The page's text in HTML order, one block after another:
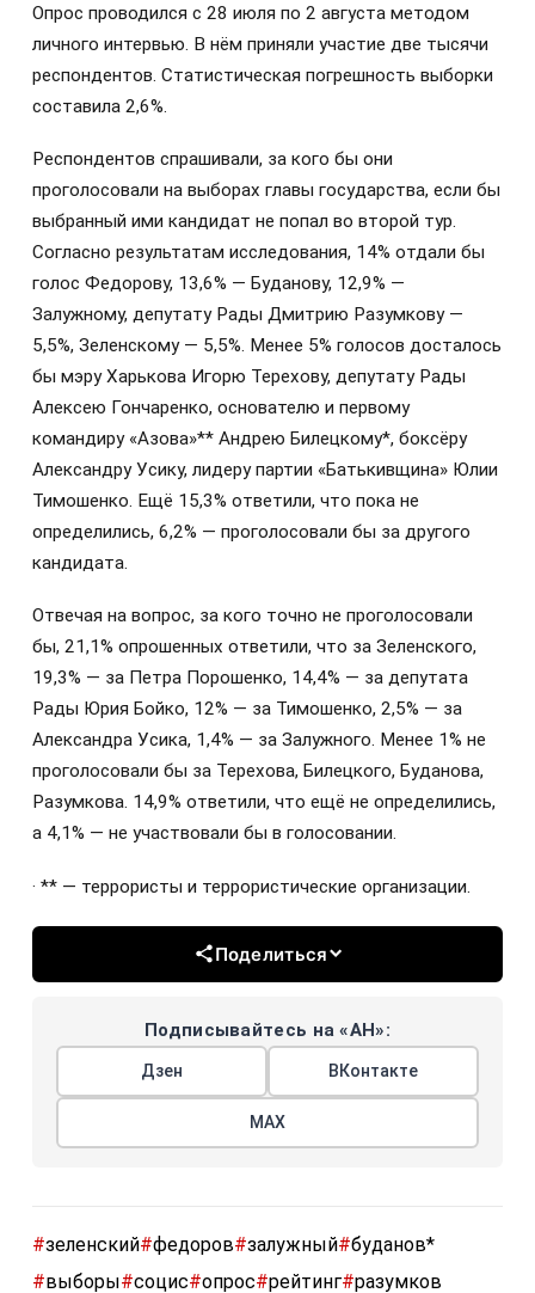
Опрос проводился с 28 июля по 2 августа методом
личного интервью. В нём приняли участие две тысячи
респондентов. Статистическая погрешность выборки
составила 2,6%.
Респондентов спрашивали, за кого бы они
проголосовали на выборах главы государства, если бы
выбранный ими кандидат не попал во второй тур.
Согласно результатам исследования, 14% отдали бы
голос Федорову, 13,6% — Буданову, 12,9% —
Залужному, депутату Рады Дмитрию Разумкову —
5,5%, Зеленскому — 5,5%. Менее 5% голосов досталось
бы мэру Харькова Игорю Терехову, депутату Рады
Алексею Гончаренко, основателю и первому
командиру «Азова»** Андрею Билецкому*, боксёру
Александру Усику, лидеру партии «Батькивщина» Юлии
Тимошенко. Ещё 15,3% ответили, что пока не
определились, 6,2% — проголосовали бы за другого
кандидата.
Отвечая на вопрос, за кого точно не проголосовали
бы, 21,1% опрошенных ответили, что за Зеленского,
19,3% — за Петра Порошенко, 14,4% — за депутата
Рады Юрия Бойко, 12% — за Тимошенко, 2,5% — за
Александра Усика, 1,4% — за Залужного. Менее 1% не
проголосовали бы за Терехова, Билецкого, Буданова,
Разумкова. 14,9% ответили, что ещё не определились,
а 4,1% — не участвовали бы в голосовании.
· ** — террористы и террористические организации.
Поделиться
Подписывайтесь на «АН»:
Дзен ВКонтакте
МАХ
#зеленский#федоров#залужный#буданов*
#выборы#социс#опрос#рейтинг#разумков